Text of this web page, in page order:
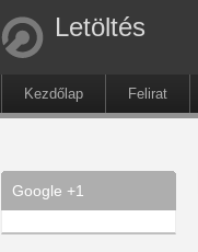
Letöltés
Kezdőlap Felirat
Google +1